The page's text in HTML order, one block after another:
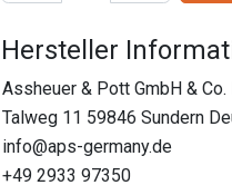
Hersteller
Assheuer & Pott GmbH & Co.
Talweg 11 59846 Sundern
info@aps-germany.de
+49 2933 97350